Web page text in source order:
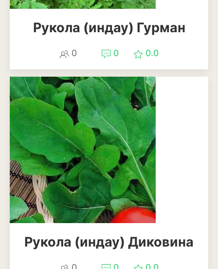
Герань
Гладиолус
Годеция
Гортензия
Декоративная капуста
Декоративный лук
Дельфиниум
Ипомея
Рукола (индау) Гурман
0 0 0.0
Рукола (индау) Диковина